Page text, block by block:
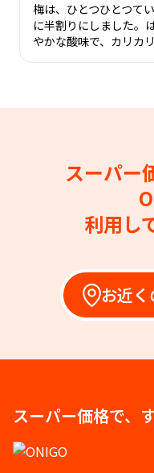
梅は、ひとつひとつて
に半割りにしました。
やかな酸味で、カリカ
スーパー
利用し
お近く
スーパー価格で、